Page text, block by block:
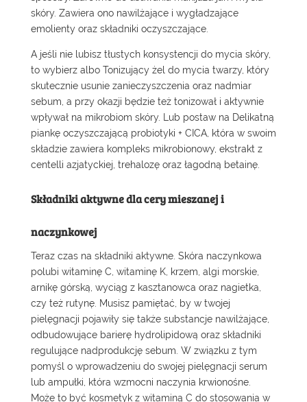
skóry. Zawiera ono nawilżające i wygładzające
emolienty oraz składniki oczyszczające.
A jeśli nie lubisz tłustych konsystencji do mycia skóry,
to wybierz albo Tonizujący żel do mycia twarzy, który
skutecznie usunie zanieczyszczenia oraz nadmiar
sebum, a przy okazji będzie też tonizował i aktywnie
wpływał na mikrobiom skóry. Lub postaw na Delikatną
piankę oczyszczającą probiotyki + CICA, która w swoim
składzie zawiera kompleks mikrobionowy, ekstrakt z
centelli azjatyckiej, trehalozę oraz łagodną betainę.
Składniki aktywne dla cery mieszanej i
naczynkowej
Teraz czas na składniki aktywne. Skóra naczynkowa
polubi witaminę C, witaminę K, krzem, algi morskie,
arnikę górską, wyciąg z kasztanowca oraz nagietka,
czy też rutynę. Musisz pamiętać, by w twojej
pielęgnacji pojawiły się także substancje nawilżające,
odbudowujące barierę hydrolipidową oraz składniki
regulujące nadprodukcję sebum. W związku z tym
pomyśl o wprowadzeniu do swojej pielęgnacji serum
lub ampułki, która wzmocni naczynia krwionośne.
Może to być kosmetyk z witaminą C do stosowania w